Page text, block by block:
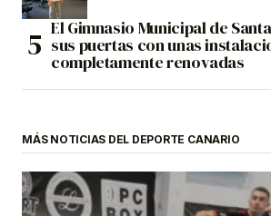
El Gimnasio Municipal de
sus puertas con unas
completamente renovadas
MÁS NOTICIAS DEL DEPORTE CANARIO